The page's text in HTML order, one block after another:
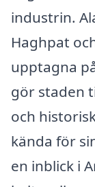
industrin.
Haghpat
upptagna
gör staden
och
kända för
en inblick i